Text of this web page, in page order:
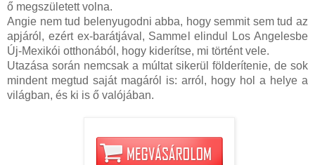
ő megszületett volna.
Angie nem tud belenyugodni abba, hogy semmit sem tud az
apjáról, ezért ex-barátjával, Sammel elindul Los Angelesbe
Új-Mexikói otthonából, hogy kiderítse, mi történt vele.
Utazása során nemcsak a múltat sikerül földerítenie, de sok
mindent megtud saját magáról is: arról, hogy hol a helye a
világban, és ki is ő valójában.